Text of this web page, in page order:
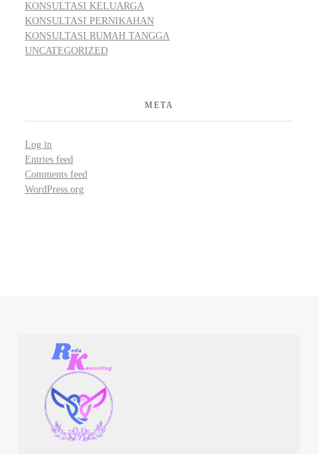
KONSULTASI KELUARGA
KONSULTASI PERNIKAHAN
KONSULTASI RUMAH TANGGA
UNCATEGORIZED
META
Log in
Entries feed
Comments feed
WordPress.org